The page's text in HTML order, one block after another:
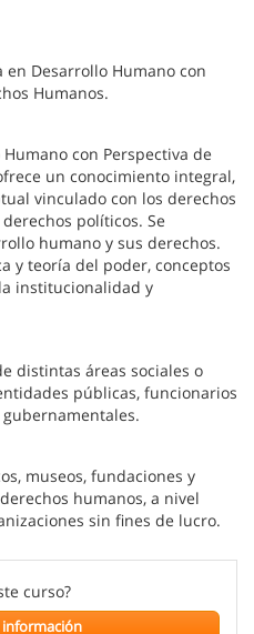
Desarrollo Humano con
Humanos.
con Perspectiva de
un conocimiento integral,
vinculado con los derechos
políticos. Se
humano y sus derechos.
y teoría del poder, conceptos
institucionalidad y
distintas áreas sociales o
públicas, funcionarios
museos, fundaciones y
humanos, a nivel
sin fines de lucro.
curso?
información